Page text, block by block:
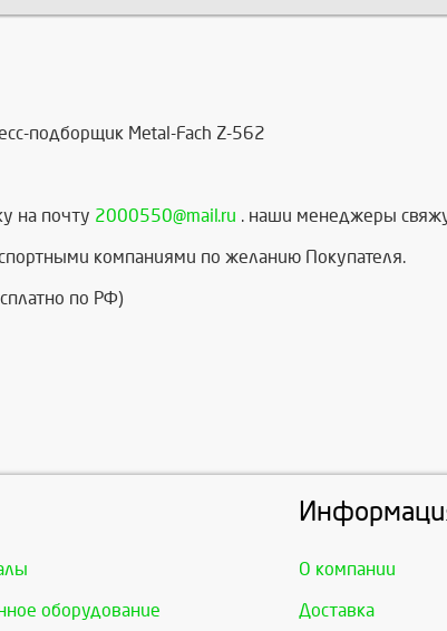
подборщик Metal-Fach Z-562
на почту 2000550@mail.ru . наши менеджеры
компаниями по желанию Покупателя.
по РФ)
оборудование
О компании
Доставка